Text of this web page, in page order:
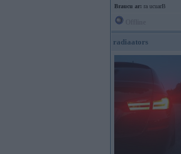
Braucu ar: ra ucuarB
radiaators